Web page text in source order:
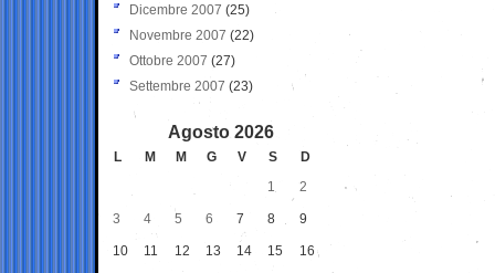
Dicembre 2007 (25)
Novembre 2007 (22)
Ottobre 2007 (27)
Settembre 2007 (23)
Agosto 2026
L M M G V S
D
1
2
3 4 5 6 7 8 9
10 11 12 13 14 15 16